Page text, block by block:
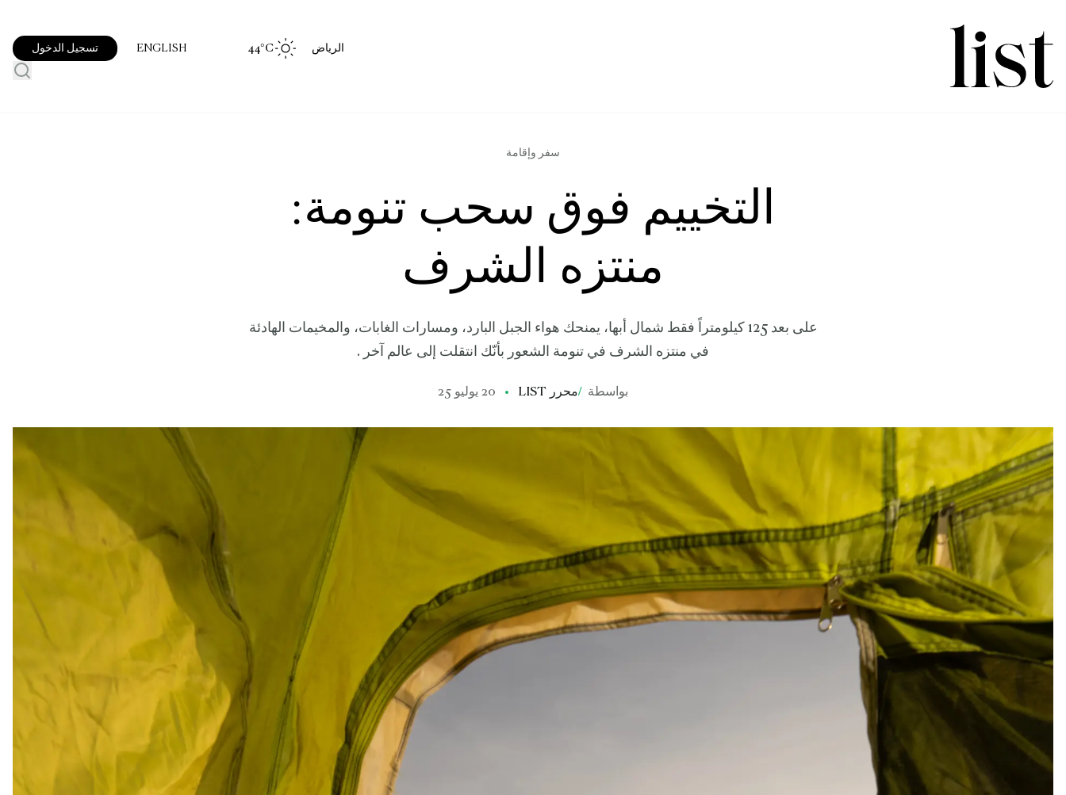
الرياض 44 °C
ENGLISH تسجيل الدخول
سفر وإقامة
التخييم فوق سحب تنومة:
منتزه الشرف
على بعد 125 كيلومتراً فقط شمال أبها، يمنحك هواء الجبل البارد، ومسارات الغابات، والمخيمات الهادئة
في منتزه الشرف في تنومة الشعور بأنّك انتقلت إلى عالم آخر .
بواسطة /محرر LIST 20 يوليو 25